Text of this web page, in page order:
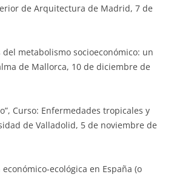
de Arquitectura de Madrid, 7 de
del metabolismo socioeconómico: un
de Mallorca, 10 de diciembre de
Curso: Enfermedades tropicales y
de Valladolid, 5 de noviembre de
ecológica en España (o